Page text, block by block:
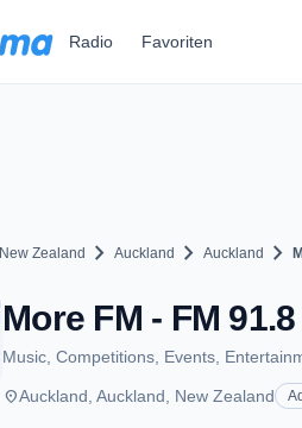
Radio Favoriten
New Zealand chevron_right Auckland chevron_right Auckland chevron_right
More FM - FM
Music, Competitions, Events,
placeAuckland, Auckland, New Zealand